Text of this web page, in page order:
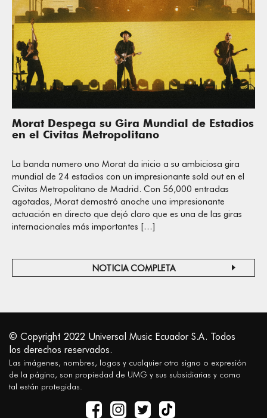
Morat Despega su Gira Mundial de Estadios
en el Civitas Metropolitano
La banda numero uno Morat da inicio a su ambiciosa gira
mundial de 24 estadios con un impresionante sold out en el
Civitas Metropolitano de Madrid. Con 56,000 entradas
agotadas, Morat demostró anoche una impresionante
actuación en directo que dejó claro que es una de las giras
internacionales más importantes […]
NOTICIA COMPLETA
© Copyright 2022 Universal Music Ecuador S.A. Todos
los derechos reservados.
Las imágenes, nombres, logos y cualquier otro signo o expresión
de la página, son propiedad de UMG y sus subsidiarias y como
tal están protegidas.